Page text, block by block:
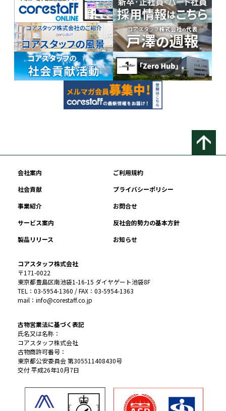
会社案内
ご利用規約
社会貢献
プライバシーポリシー
事業紹介
お問合せ
サービス案内
反社会的勢力の基本方針
製品リリース
お知らせ
コアスタッフ株式会社
〒171-0022
東京都豊島区南池袋1-16-15 ダイヤゲート池袋8F
TEL：03-5954-1360 / FAX：03-5954-1363
mail：info@corestaff.co.jp
古物営業法に基づく表記
氏名又は名称：
コアスタッフ株式会社
古物商許可番号：
東京都公安委員会 第305511408430号
交付 平成26年10月7日